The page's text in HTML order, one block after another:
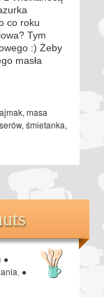
co roku
Tym
:) Żeby
masła
, masa
, śmietanka,
●
●